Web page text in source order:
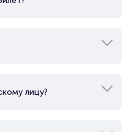
лицу?